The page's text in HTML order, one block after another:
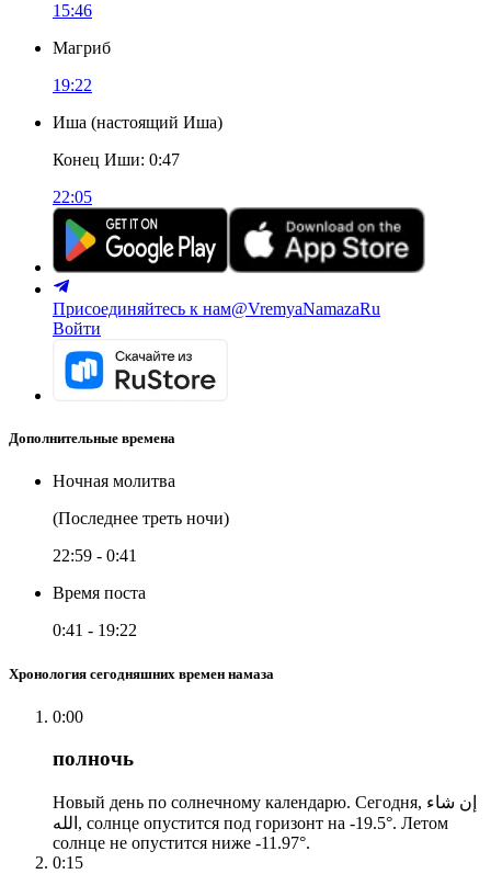
15:46
Магриб
19:22
Иша (настоящий Иша)
Конец Иши: 0:47
22:05
Присоединяйтесь к нам@VremyaNamazaRu
Войти
Дополнительные времена
Ночная молитва
(Последнее треть ночи)
22:59 - 0:41
Время поста
0:41 - 19:22
Хронология сегодняшних времен намаза
0:00
полночь
Новый день по солнечному календарю. Сегодня, إن شاء
الله, солнце опустится под горизонт на -19.5°. Летом
солнце не опустится ниже -11.97°.
0:15